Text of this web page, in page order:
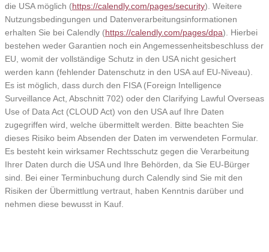
die USA möglich (https://calendly.com/pages/security). Weitere
Nutzungsbedingungen und Datenverarbeitungsinformationen
erhalten Sie bei Calendly (https://calendly.com/pages/dpa). Hierbei
bestehen weder Garantien noch ein Angemessenheitsbeschluss der
EU, womit der vollständige Schutz in den USA nicht gesichert
werden kann (fehlender Datenschutz in den USA auf EU-Niveau).
Es ist möglich, dass durch den FISA (Foreign Intelligence
Surveillance Act, Abschnitt 702) oder den Clarifying Lawful Overseas
Use of Data Act (CLOUD Act) von den USA auf Ihre Daten
zugegriffen wird, welche übermittelt werden. Bitte beachten Sie
dieses Risiko beim Absenden der Daten im verwendeten Formular.
Es besteht kein wirksamer Rechtsschutz gegen die Verarbeitung
Ihrer Daten durch die USA und Ihre Behörden, da Sie EU-Bürger
sind. Bei einer Terminbuchung durch Calendly sind Sie mit den
Risiken der Übermittlung vertraut, haben Kenntnis darüber und
nehmen diese bewusst in Kauf.